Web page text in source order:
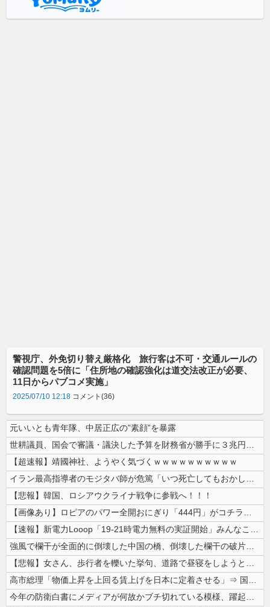
警視庁、外免切り替え厳格化 旅行客は不可・交通ルールの
確認問題を5倍に「住所地の確認強化は道交法改正が必要、
11日からパブコメ実施」
2025/07/10 12:18 コメント(36)
元いいとも青年隊、中居正広の”素顔”を暴露
世耕議員、国会で審議・議決した予算を財務省が勝手に３兆円動かしていると...
【超速報】靖國神社、ようやく気づくｗｗｗｗｗｗｗｗｗｗ
イラン最高指導者のモジタバ師が危篤「いつ死亡してもおかしくない」…イラ...
【悲報】韓国、ロシアウクライナ戦争に参戦へ！！！
【画像あり】ロピアのパワー全開おにぎり「444円」がコチラｗｗｗｗｗ
【速報】新電力Looop「19-21時電力無料の実証開始」みんなこれに...
強風で欄干が全面的に倒壊した中国の橋、倒壊した欄干の破片を調べると凄ま...
【悲報】女さん、歩行者を轢いた挙句、道路で昼寝をしようとしてしまう
高市総理「物価上昇を上回る賃上げを日本に定着させる」⇒ 国家公務員月...
今年の防衛白書にメディアが何故かブチ切れている模様、躍起になって批判す...